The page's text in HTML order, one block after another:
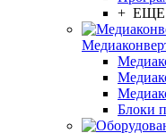
+ ЕЩЕ
Блоки